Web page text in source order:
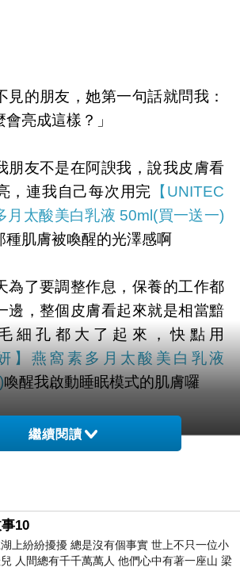
見的朋友，她第一句話就問我：
會亮成這樣？」
朋友不是在阿諛我，說我皮膚看
，連我自己每次用完 【UNITEC
月太酸美白乳液 50ml(買一送一)
種肌膚被喚醒的光澤感啊
為了要調整作息，保養的工作都
邊，整個皮膚看起來就是相當黯
細孔都大了起來，快點用
妍】燕窩素多月太酸美白乳液
喚醒我啟動睡眠模式的肌膚囉
繼續閱讀
10
上紛紛擾擾 總是沒有個事實 世上不只一位小
人間總有千千萬萬人 他們心中有著一座山 梁